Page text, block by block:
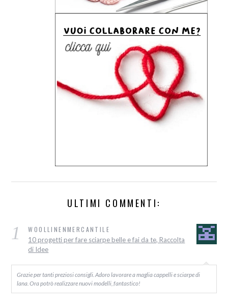
ULTIMI COMMENTI:
1 WOOLLINENMERCANTILE
10 progetti per fare sciarpe belle e fai da te, Raccolta
di Idee
Grazie per tanti preziosi consigli. Adoro lavorare a maglia cappelli e sciarpe di
lana. Ora potrò realizzare nuovi modelli, fantastico!